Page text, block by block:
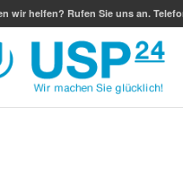
wir helfen? Rufen Sie uns an.